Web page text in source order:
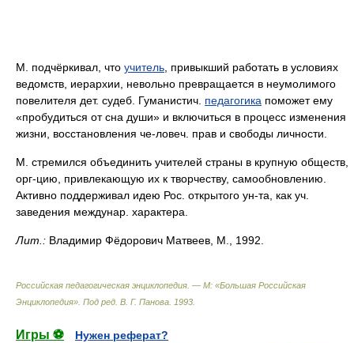
М. подчёркивал, что учитель , привыкший работать в условиях
ведомств, иерархии, невольно превращается в неумолимого
повелителя дет. судеб. Гуманистич. педагогика поможет ему
«пробудиться от сна души» и включиться в процесс изменения
жизни, восстановления че-ловеч. прав и свободы личности.
М. стремился объединить учителей страны в крупную обществ,
орг-цию, привлекающую их к творчеству, самообновлению.
Активно поддерживал идею Рос. открытого ун-та, как уч.
заведения междунар. характера.
Лит.: Владимир Фёдорович Матвеев, М., 1992.
Российская педагогическая энциклопедия. — М: «Большая Российская
Энциклопедия» Под ред. В. Г. Панова 1993
Игры ⚽
Нужен реферат?